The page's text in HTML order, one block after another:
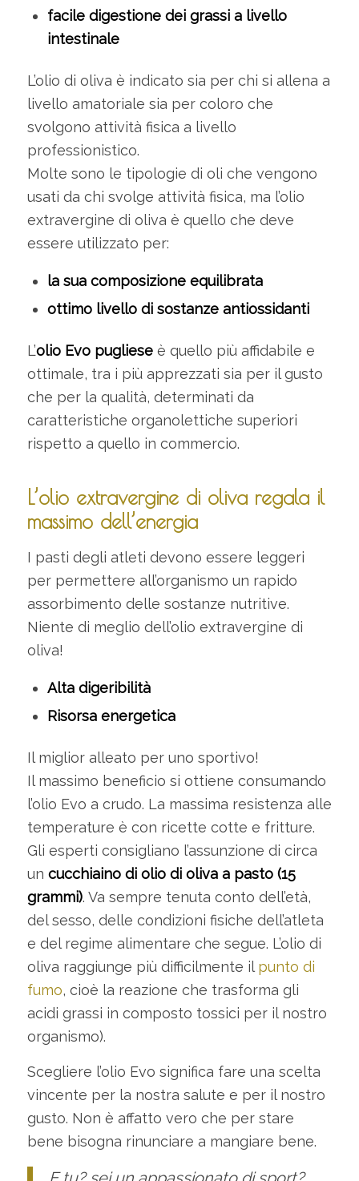
facile digestione dei grassi a livello
intestinale
L’olio di oliva è indicato sia per chi si allena a
livello amatoriale sia per coloro che
svolgono attività fisica a livello
professionistico.
Molte sono le tipologie di oli che vengono
usati da chi svolge attività fisica, ma l’olio
extravergine di oliva è quello che deve
essere utilizzato per:
la sua composizione equilibrata
ottimo livello di sostanze antiossidanti
L’olio Evo puglieseè quello più affidabile e
ottimale, tra i più apprezzati sia per il gusto
che per la qualità, determinati da
caratteristiche organolettiche superiori
rispetto a quello in commercio.
L’olio extravergine di oliva regala il
massimo dell’energia
I pasti degli atleti devono essere leggeri
per permettere all’organismo un rapido
assorbimento delle sostanze nutritive.
Niente di meglio dell’olio extravergine di
oliva!
Alta digeribilità
Risorsa energetica
Il miglior alleato per uno sportivo!
Il massimo beneficio si ottiene consumando
l’olio Evo a crudo. La massima resistenza alle
temperature è con ricette cotte e fritture.
Gli esperti consigliano l’assunzione di circa
un cucchiaino di olio di oliva a pasto (15
grammi). Va sempre tenuta conto dell’età,
del sesso, delle condizioni fisiche dell’atleta
e del regime alimentare che segue. L’olio di
oliva raggiunge più difficilmente il punto di
fumo, cioè la reazione che trasforma gli
acidi grassi in composto tossici per il nostro
organismo).
Scegliere l’olio Evo significa fare una scelta
vincente per la nostra salute e per il nostro
gusto. Non è affatto vero che per stare
bene bisogna rinunciare a mangiare bene.